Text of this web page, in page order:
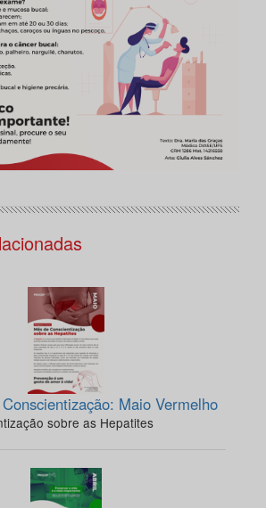
Maio Vermelho
sobre as Hepatites